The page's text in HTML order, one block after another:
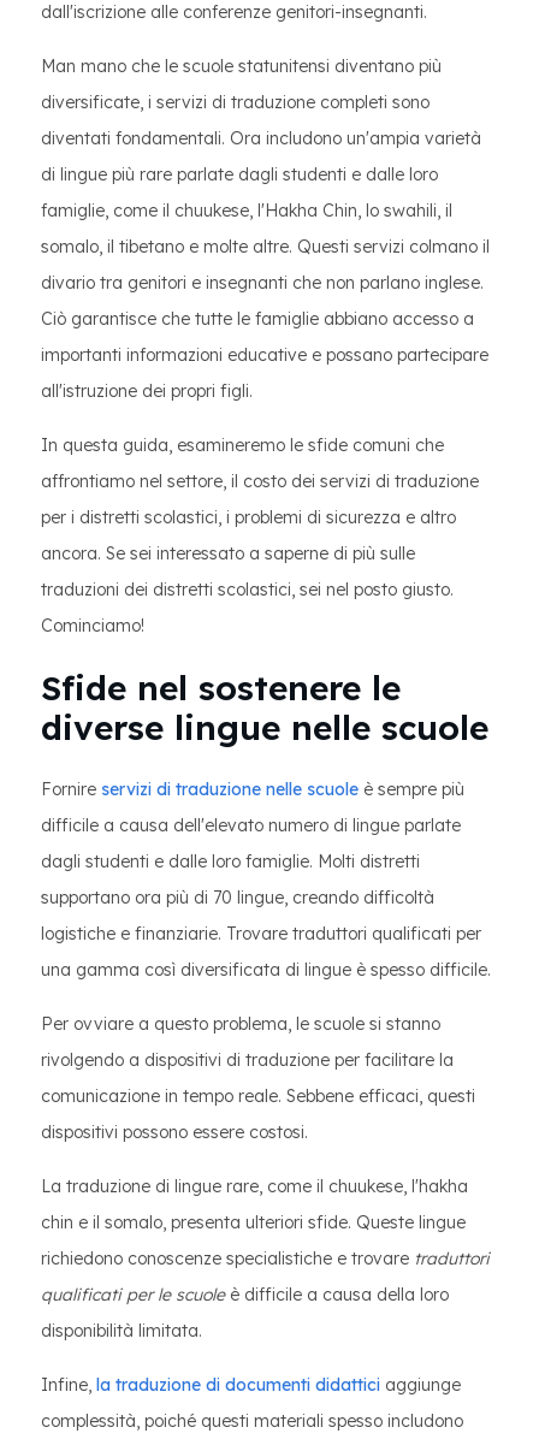
dall'iscrizione alle conferenze genitori-insegnanti.
Man mano che le scuole statunitensi diventano più
diversificate, i servizi di traduzione completi sono
diventati fondamentali. Ora includono un'ampia varietà
di lingue più rare parlate dagli studenti e dalle loro
famiglie, come il chuukese, l'Hakha Chin, lo swahili, il
somalo, il tibetano e molte altre. Questi servizi colmano il
divario tra genitori e insegnanti che non parlano inglese.
Ciò garantisce che tutte le famiglie abbiano accesso a
importanti informazioni educative e possano partecipare
all'istruzione dei propri figli.
In questa guida, esamineremo le sfide comuni che
affrontiamo nel settore, il costo dei servizi di traduzione
per i distretti scolastici, i problemi di sicurezza e altro
ancora. Se sei interessato a saperne di più sulle
traduzioni dei distretti scolastici, sei nel posto giusto.
Cominciamo!
Sfide nel sostenere le
diverse lingue nelle scuole
Fornire servizi di traduzione nelle scuole è sempre più
difficile a causa dell'elevato numero di lingue parlate
dagli studenti e dalle loro famiglie. Molti distretti
supportano ora più di 70 lingue, creando difficoltà
logistiche e finanziarie. Trovare traduttori qualificati per
una gamma così diversificata di lingue è spesso difficile.
Per ovviare a questo problema, le scuole si stanno
rivolgendo a dispositivi di traduzione per facilitare la
comunicazione in tempo reale. Sebbene efficaci, questi
dispositivi possono essere costosi.
La traduzione di lingue rare, come il chuukese, l'hakha
chin e il somalo, presenta ulteriori sfide. Queste lingue
richiedono conoscenze specialistiche e trovare traduttori
qualificati per le scuoleè difficile a causa della loro
disponibilità limitata.
Infine, la traduzione di documenti didattici aggiunge
complessità, poiché questi materiali spesso includono